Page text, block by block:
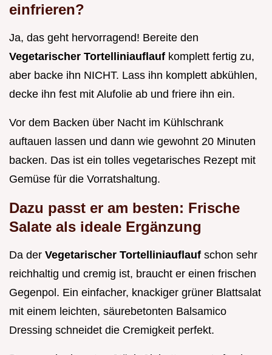
einfrieren?
Ja, das geht hervorragend! Bereite den
Vegetarischer Tortelliniauflauf komplett fertig zu,
aber backe ihn NICHT. Lass ihn komplett abkühlen,
decke ihn fest mit Alufolie ab und friere ihn ein.
Vor dem Backen über Nacht im Kühlschrank
auftauen lassen und dann wie gewohnt 20 Minuten
backen. Das ist ein tolles vegetarisches Rezept mit
Gemüse für die Vorratshaltung.
Dazu passt er am besten: Frische
Salate als ideale Ergänzung
Da der Vegetarischer Tortelliniauflauf schon sehr
reichhaltig und cremig ist, braucht er einen frischen
Gegenpol. Ein einfacher, knackiger grüner Blattsalat
mit einem leichten, säurebetonten Balsamico
Dressing schneidet die Cremigkeit perfekt.